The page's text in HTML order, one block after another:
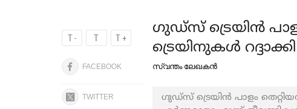
T - T T +
FACEBOOK
TWITTER
ഗുഡ്സ് ട്രെയിന്‍
ട്രെയിനുകൾ റദ്ദാക്കി
സ്വന്തം ലേഖകൻ
ഗുഡ്സ് ട്രെയിന്‍ പാളം